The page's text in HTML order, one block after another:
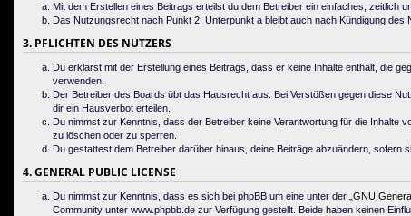
Mit dem Erstellen eines Beitrags erteilst du dem Betreiber ein einfaches, zeitlich
Das Nutzungsrecht nach Punkt 2, Unterpunkt a bleibt auch nach Kündigung des
3. PFLICHTEN DES NUTZERS
Du erklärst mit der Erstellung eines Beitrags, dass er keine Inhalte enthält, die
verwenden.
Der Betreiber des Boards übt das Hausrecht aus. Bei Verstößen gegen diese
dir ein Hausverbot erteilen.
Du nimmst zur Kenntnis, dass der Betreiber keine Verantwortung für die Inhalte
zu löschen oder zu sperren.
Du gestattest dem Betreiber darüber hinaus, deine Beiträge abzuändern,
4. GENERAL PUBLIC LICENSE
Du nimmst zur Kenntnis, dass es sich bei phpBB um eine unter der „ GNU
Community unter www.phpbb.de zur Verfügung gestellt. Beide haben keinen